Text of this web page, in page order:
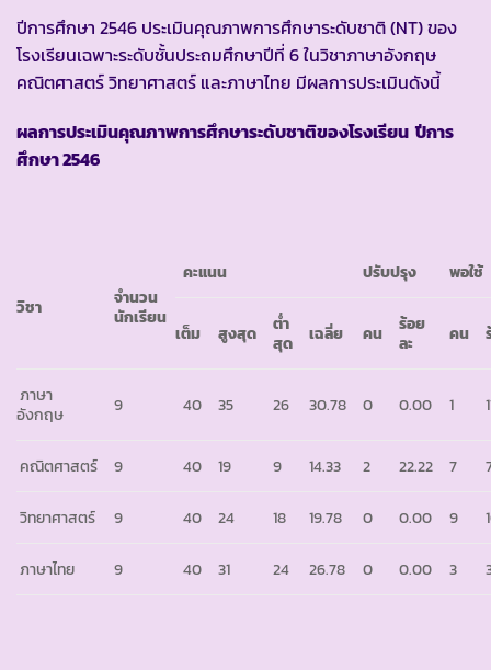
ปีการศึกษา 2546 ประเมินคุณภาพการศึกษาระดับชาติ (NT) ของ
โรงเรียนเฉพาะระดับชั้นประถมศึกษาปีที่ 6 ในวิชาภาษาอังกฤษ
คณิตศาสตร์ วิทยาศาสตร์ และภาษาไทย มีผลการประเมินดังนี้
ผลการประเมินคุณภาพการศึกษาระดับชาติของโรงเรียน ปีการ
ศึกษา 2546
วิชา
จำนวน
นักเรียน
คะแนน ปรับปรุง พอใช้
เต็ม สูงสุด
ต่ำ
สุด
เฉลี่ย คน
ร้อย
ละ
คน
ภาษา
อังกฤษ
9 40 35 26 30.78 0 0.00 1
คณิตศาสตร์ 9 40 19 9 14.33 2 22.22 7
วิทยาศาสตร์ 9 40 24 18 19.78 0 0.00 9
ภาษาไทย 9 40 31 24 26.78 0 0.00 3